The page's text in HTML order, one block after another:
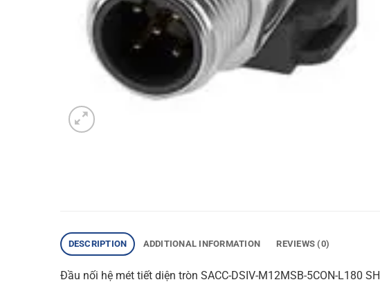
DESCRIPTION ADDITIONAL INFORMATION REVIEWS (0)
Đầu nối hệ mét tiết diện tròn SACC-DSIV-M12MSB-5CON-L180 SH